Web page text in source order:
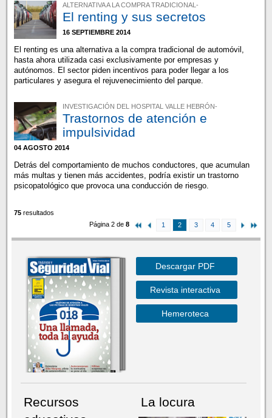
ALTERNATIVA A LA COMPRA TRADICIONAL-
El renting y sus secretos
16 SEPTIEMBRE 2014
El renting es una alternativa a la compra tradicional de automóvil,
hasta ahora utilizada casi exclusivamente por empresas y
autónomos. El sector piden incentivos para poder llegar a los
particulares y asegura el rejuvenecimiento del parque.
INVESTIGACIÓN DEL HOSPITAL VALLE HEBRÓN-
Trastornos de atención e
impulsividad
04 AGOSTO 2014
Detrás del comportamiento de muchos conductores, que acumulan
más multas y tienen más accidentes, podría existir un trastorno
psicopatológico que provoca una conducción de riesgo.
75resultados
Página 2 de8 1 2 3 4 5
Descargar PDF
Revista interactiva
Hemeroteca
Recursos
La locura